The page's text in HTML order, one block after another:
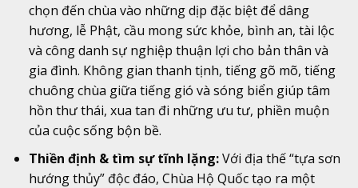
chọn đến chùa vào những dịp đặc biệt để dâng
hương, lễ Phật, cầu mong sức khỏe, bình an, tài lộc
và công danh sự nghiệp thuận lợi cho bản thân và
gia đình. Không gian thanh tịnh, tiếng gõ mõ, tiếng
chuông chùa giữa tiếng gió và sóng biển giúp tâm
hồn thư thái, xua tan đi những ưu tư, phiền muộn
của cuộc sống bộn bề.
Thiền định & tìm sự tĩnh lặng:Với địa thế “tựa sơn
hướng thủy” độc đáo, Chùa Hộ Quốc tạo ra một